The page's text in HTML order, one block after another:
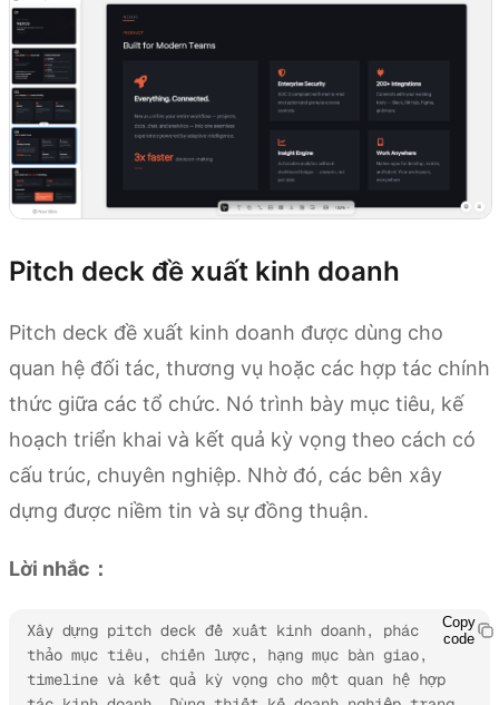
Pitch deck đề xuất kinh doanh
Pitch deck đề xuất kinh doanh được dùng cho
quan hệ đối tác, thương vụ hoặc các hợp tác chính
thức giữa các tổ chức. Nó trình bày mục tiêu, kế
hoạch triển khai và kết quả kỳ vọng theo cách có
cấu trúc, chuyên nghiệp. Nhờ đó, các bên xây
dựng được niềm tin và sự đồng thuận.
Lời nhắc：
Xây dựng pitch deck đề xuất kinh doanh, phác
thảo mục tiêu, chiến lược, hạng mục bàn giao,
timeline và kết quả kỳ vọng cho một quan hệ hợp
Copy
code